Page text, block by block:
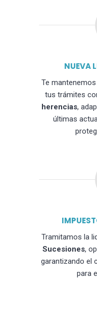
NUEVA
Te
tus trámites
herencias,
últimas
Tramitamos la
Sucesiones,
garantizando el
para